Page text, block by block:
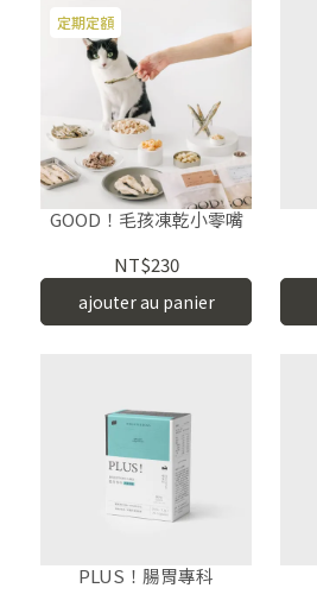
定期定額
GOOD！毛孩凍乾小零嘴
NT$230
ajouter au panier
PLUS！腸胃專科